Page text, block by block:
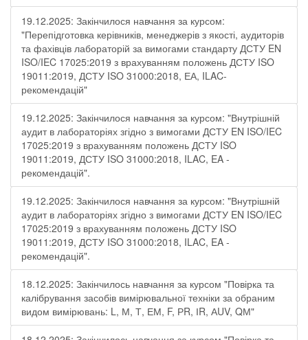
19.12.2025: Закінчилося навчання за курсом:
"Перепідготовка керівників, менеджерів з якості, аудиторів
та фахівців лабораторій за вимогами стандарту ДСТУ EN
ISO/IEC 17025:2019 з врахуванням положень ДСТУ ISO
19011:2019, ДСТУ ISO 31000:2018, ЕА, ILAC-
рекомендацій"
19.12.2025: Закінчилося навчання за курсом: "Внутрішній
аудит в лабораторіях згідно з вимогами ДСТУ EN ISO/IEC
17025:2019 з врахуванням положень ДСТУ ISO
19011:2019, ДСТУ ISO 31000:2018, ILAC, EA -
рекомендацій".
19.12.2025: Закінчилося навчання за курсом: "Внутрішній
аудит в лабораторіях згідно з вимогами ДСТУ EN ISO/IEC
17025:2019 з врахуванням положень ДСТУ ISO
19011:2019, ДСТУ ISO 31000:2018, ILAC, EA -
рекомендацій".
18.12.2025: Закінчилось навчання за курсом "Повірка та
калібрування засобів вимірювальної техніки за обраним
видом вимірювань: L, М, Т, ЕМ, F, РR, ІR, АUV, QМ"